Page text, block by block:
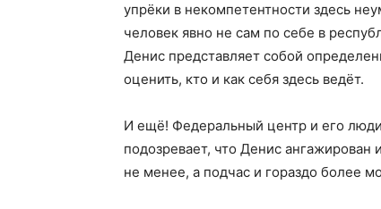
упрёки в некомпетентности здесь
человек явно не сам по себе в
Денис представляет собой
оценить, кто и как себя здесь ведёт.
И ещё! Федеральный центр и его
подозревает, что Денис ангажирован
не менее, а подчас и гораздо более